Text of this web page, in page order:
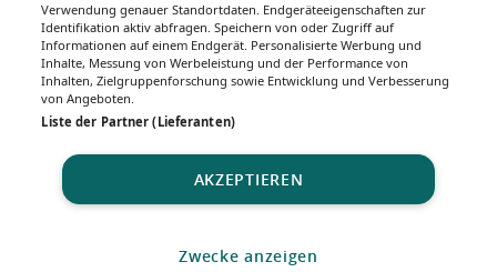
Verwendung genauer Standortdaten. Endgeräteeigenschaften zur
Identifikation aktiv abfragen. Speichern von oder Zugriff auf
Informationen auf einem Endgerät. Personalisierte Werbung und
Inhalte, Messung von Werbeleistung und der Performance von
Inhalten, Zielgruppenforschung sowie Entwicklung und Verbesserung
von Angeboten.
Liste der Partner (Lieferanten)
AKZEPTIEREN
Zwecke anzeigen